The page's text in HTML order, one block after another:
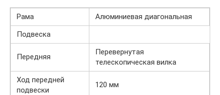
Рама
Алюминиевая диагональная
Подвеска
Передняя
Перевернутая
телескопическая вилка
Ход передней
подвески
120 мм